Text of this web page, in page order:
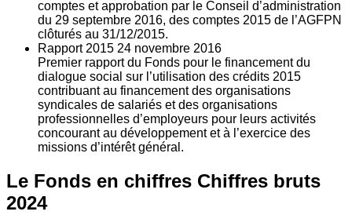
comptes et approbation par le Conseil d’administration
du 29 septembre 2016, des comptes 2015 de l’AGFPN
clôturés au 31/12/2015.
Rapport 2015 24 novembre 2016
Premier rapport du Fonds pour le financement du
dialogue social sur l’utilisation des crédits 2015
contribuant au financement des organisations
syndicales de salariés et des organisations
professionnelles d’employeurs pour leurs activités
concourant au développement et à l’exercice des
missions d’intérêt général.
Le Fonds en chiffres Chiffres bruts
2024